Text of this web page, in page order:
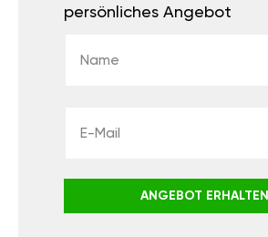
persönliches Angebot
ANGEBOT ERHALTEN